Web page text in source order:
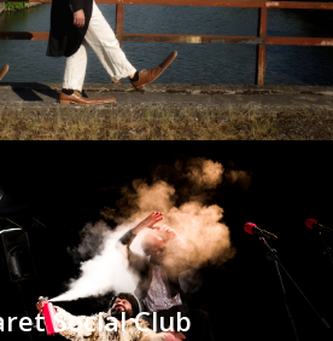
Social Club